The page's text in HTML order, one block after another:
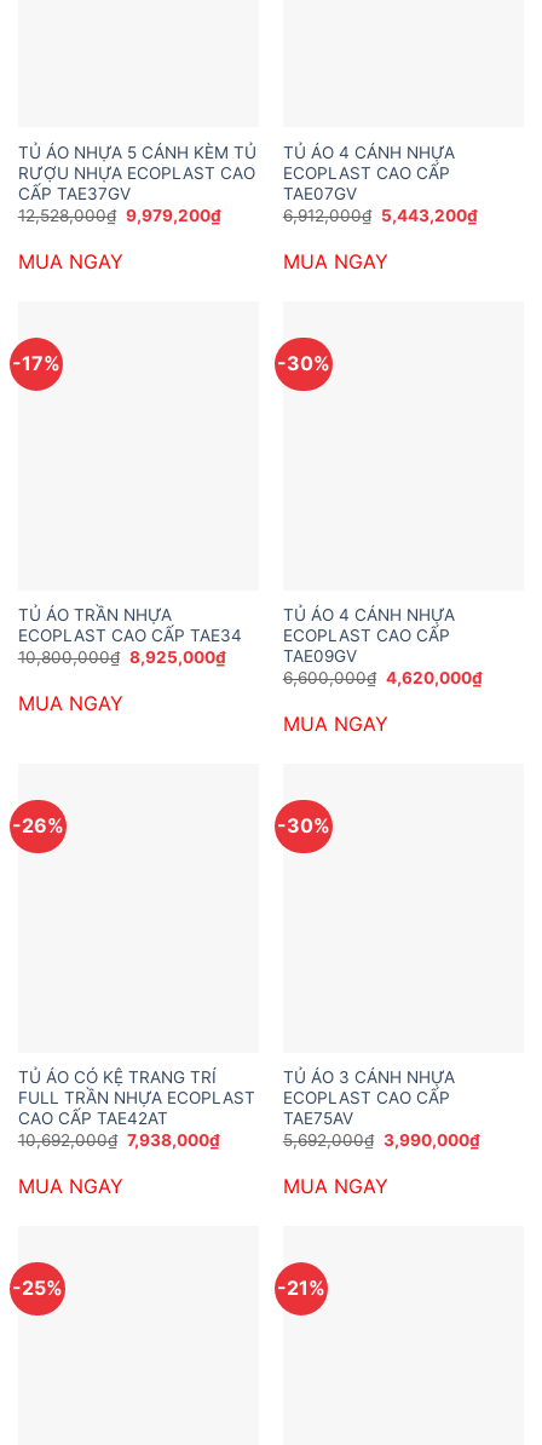
TỦ ÁO NHỰA 5 CÁNH KÈM TỦ
RƯỢU NHỰA ECOPLAST CAO
CẤP TAE37GV
12,528,000₫ Giá
gốc
9,979,200₫Giá
hiện
MUA NGAY
TỦ ÁO 4 CÁNH NHỰA
ECOPLAST CAO CẤP
TAE07GV
6,912,000₫ Giá
gốc
6,912,000₫.
5,443,200₫Giá
hiện
MUA NGAY
-17%
TỦ ÁO TRẦN NHỰA
ECOPLAST CAO CẤP TAE34
10,800,000₫ Giá
gốc
8,925,000₫Giá
hiện
8,925,000₫.
MUA NGAY
-30%
TỦ ÁO 4 CÁNH NHỰA
ECOPLAST CAO CẤP
TAE09GV
6,600,000₫ Giá
gốc
6,600,000₫.
4,620,000₫Giá
hiện
MUA NGAY
-26%
TỦ ÁO CÓ KỆ TRANG TRÍ
FULL TRẦN NHỰA ECOPLAST
CAO CẤP TAE42AT
10,692,000₫ Giá
gốc
7,938,000₫Giá
hiện
MUA NGAY
-30%
TỦ ÁO 3 CÁNH NHỰA
ECOPLAST CAO CẤP
TAE75AV
5,692,000₫ Giá
gốc
5,692,000₫.
3,990,000₫Giá
hiện
MUA NGAY
-25% -21%